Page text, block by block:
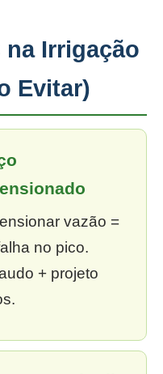
na Irrigação
Evitar)
vazão =
no pico.
+ projeto